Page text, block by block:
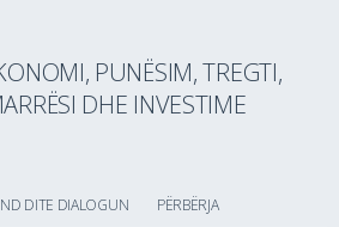
PUNËSIM, TREGTI,
DHE INVESTIME
DITE DIALOGUN PËRBËRJA